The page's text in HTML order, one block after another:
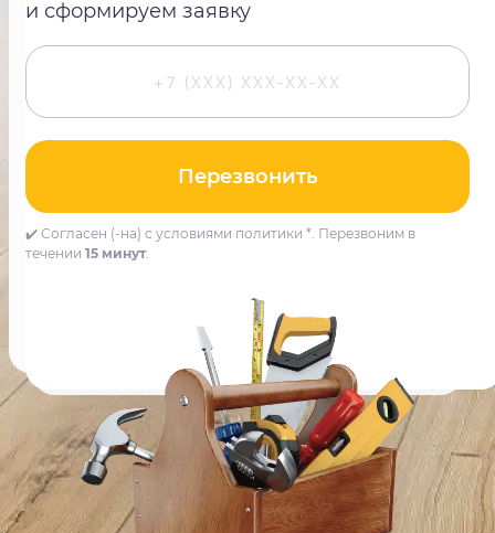
и сформируем заявку
Перезвонить
✔️ Согласен (-на) с условиями политики *. Перезвоним в
течении 15 минут.